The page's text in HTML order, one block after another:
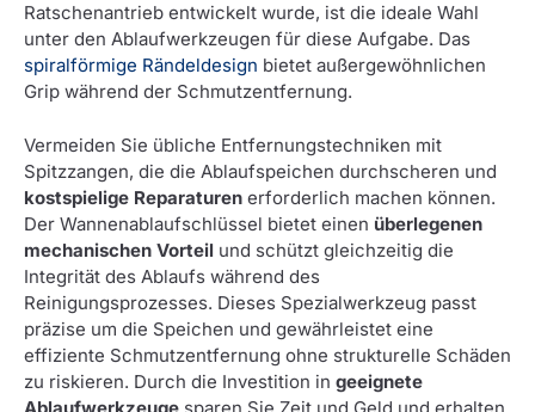
Ratschenantrieb entwickelt wurde, ist die ideale Wahl
unter den Ablaufwerkzeugen für diese Aufgabe. Das
spiralförmige Rändeldesign bietet außergewöhnlichen
Grip während der Schmutzentfernung.
Vermeiden Sie übliche Entfernungstechniken mit
Spitzzangen, die die Ablaufspeichen durchscheren und
kostspielige Reparaturen erforderlich machen können.
Der Wannenablaufschlüssel bietet einen überlegenen
mechanischen Vorteil und schützt gleichzeitig die
Integrität des Ablaufs während des
Reinigungsprozesses. Dieses Spezialwerkzeug passt
präzise um die Speichen und gewährleistet eine
effiziente Schmutzentfernung ohne strukturelle Schäden
zu riskieren. Durch die Investition in geeignete
Ablaufwerkzeuge sparen Sie Zeit und Geld und erhalten